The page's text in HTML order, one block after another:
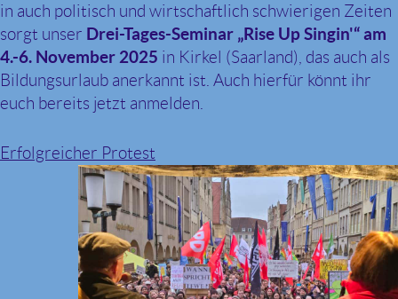
in auch politisch und wirtschaftlich schwierigen Zeiten
sorgt unser Drei-Tages-Seminar „Rise Up Singin'“ am
4.-6. November 2025 in Kirkel (Saarland), das auch als
Bildungsurlaub anerkannt ist. Auch hierfür könnt ihr
euch bereits jetzt anmelden.
Erfolgreicher Protest